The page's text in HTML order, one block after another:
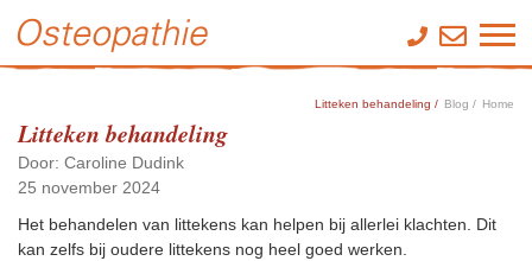
Home
Blog /
Litteken behandeling /
Litteken behandeling
Door: Caroline Dudink
25 november 2024
Het behandelen van littekens kan helpen bij allerlei klachten. Dit
kan zelfs bij oudere littekens nog heel goed werken.